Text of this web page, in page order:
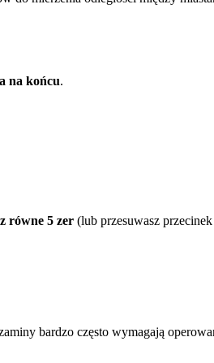
na końcu.
równe 5 zer (lub przesuwasz
bardzo często wymagają